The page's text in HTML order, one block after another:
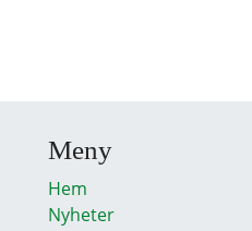
Meny
Hem
Nyheter